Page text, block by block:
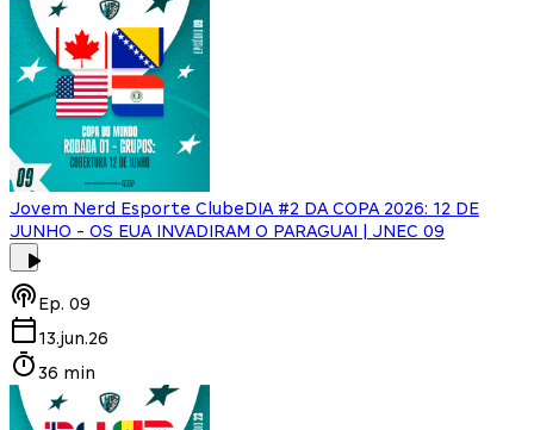
Jovem Nerd Esporte ClubeDIA #2 DA COPA 2026: 12 DE
JUNHO - OS EUA INVADIRAM O PARAGUAI | JNEC 09
Ep. 09
13.jun.26
36 min